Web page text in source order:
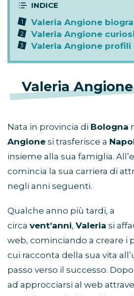
Valeria Angione
Valeria Angione
Valeria Angione profili
Valeria
Nata in provincia di Bologna
Angione si trasferisce a
insieme alla sua famiglia.
comincia la sua carriera di
negli anni seguenti.
Qualche anno più tardi, a
circa vent’anni, Valeria si
web, cominciando a creare i
cui racconta della sua vita
passo verso il successo.
ad approcciarsi al web